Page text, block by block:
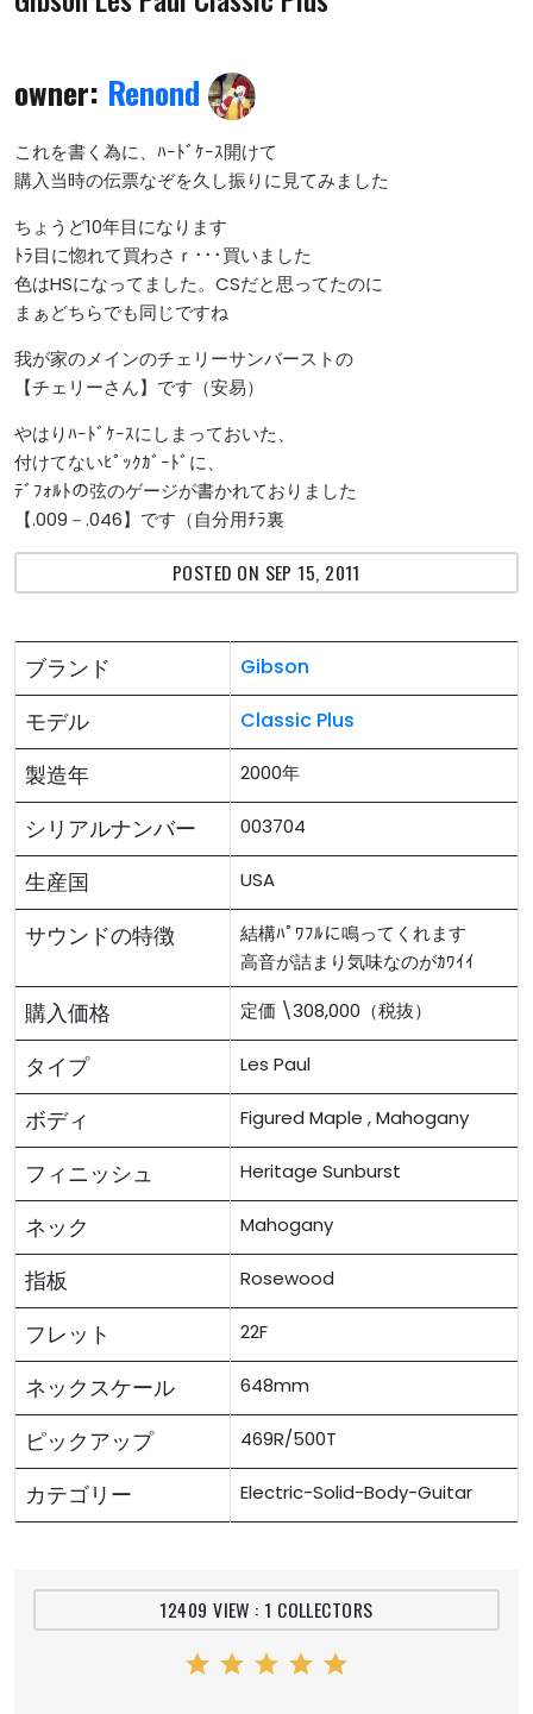
owner: Renond
これを書く為に、ﾊｰﾄﾞｹｰｽ開けて
購入当時の伝票なぞを久し振りに見てみました
ちょうど10年目になります
ﾄﾗ目に惚れて買わさｒ･･･買いました
色はHSになってました。CSだと思ってたのに
まぁどちらでも同じですね
我が家のメインのチェリーサンバーストの
【チェリーさん】です（安易）
やはりﾊｰﾄﾞｹｰｽにしまっておいた、
付けてないﾋﾟｯｸｶﾞｰﾄﾞに、
ﾃﾞﾌｫﾙﾄの弦のゲージが書かれておりました
【.009－.046】です（自分用ﾁﾗ裏
POSTED ON SEP 15, 2011
ブランド Gibson
モデル Classic Plus
製造年 2000年
シリアルナンバー 003704
生産国 USA
サウンドの特徴
結構ﾊﾟﾜﾌﾙに鳴ってくれます
高音が詰まり気味なのがｶﾜｲｲ
購入価格 定価 \308,000（税抜）
タイプ Les Paul
ボディ Figured Maple , Mahogany
フィニッシュ Heritage Sunburst
ネック Mahogany
指板 Rosewood
フレット 22F
ネックスケール 648mm
ピックアップ 469R/500T
カテゴリー Electric-Solid-Body-Guitar
12409 VIEW : 1 COLLECTORS
star star star star star